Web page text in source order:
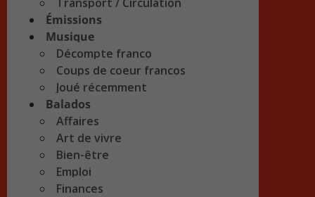
Émissions
Musique
Décompte franco
Coups de coeur francos
Joué récemment
Balados
Affaires
Art de vivre
Bien-être
Emploi
Finances